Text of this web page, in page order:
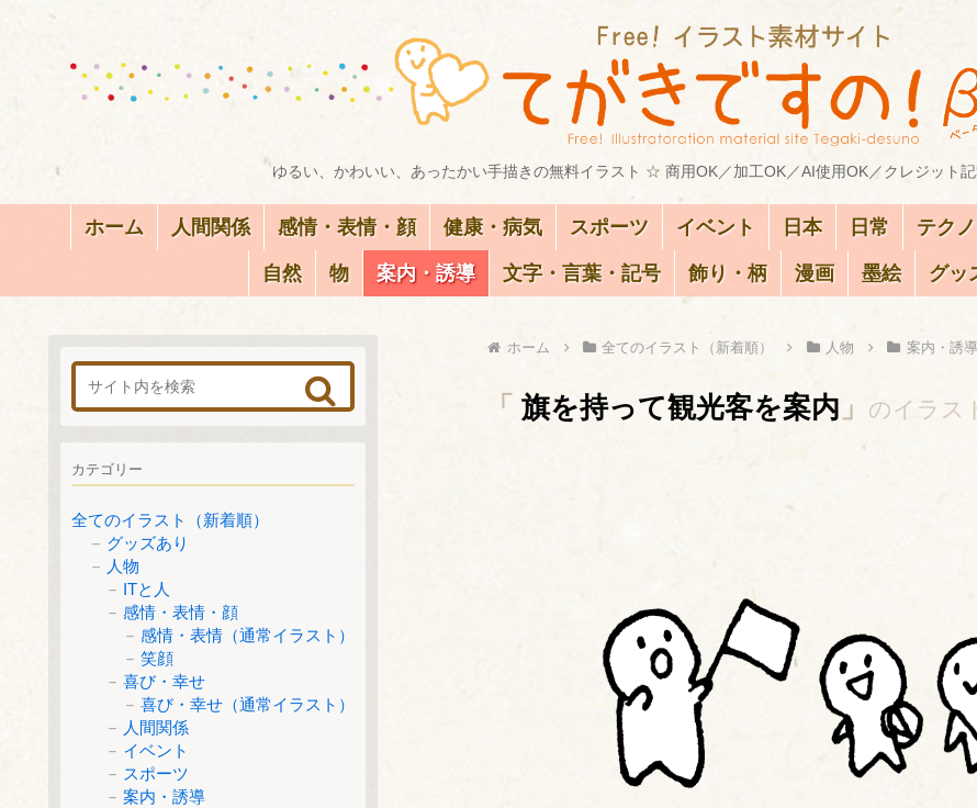
ゆるい、かわいい、あったかい手描きの無料イラスト ☆ 商用OK／加工OK／AI使用OK／クレジット
ホーム 人間関係 感情・表情・顔 健康・病気 スポーツ イベント 日本 日常 テク
自然 物 案内・誘導 文字・言葉・記号 飾り・柄 漫画 墨絵 グッ
ホーム 全てのイラスト（新着順） 人物 案内・誘導
「 旗を持って観光客を案内 」 のイラス
カテゴリー
全てのイラスト（新着順）
グッズあり
人物
ITと人
感情・表情・顔
感情・表情（通常イラスト）
笑顔
喜び・幸せ
喜び・幸せ（通常イラスト）
人間関係
イベント
スポーツ
案内・誘導